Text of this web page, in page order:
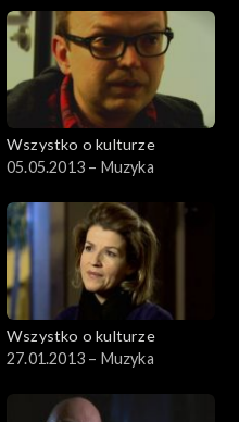
Wszystko o kulturze
05.05.2013 – Muzyka
Wszystko o kulturze
27.01.2013 – Muzyka